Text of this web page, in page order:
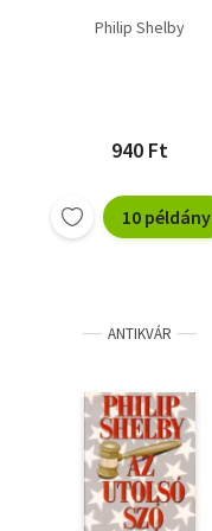
Philip Shelby
940 Ft
10 példány
ANTIKVÁR